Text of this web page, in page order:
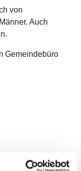
von
Auch
Gemeindebüro